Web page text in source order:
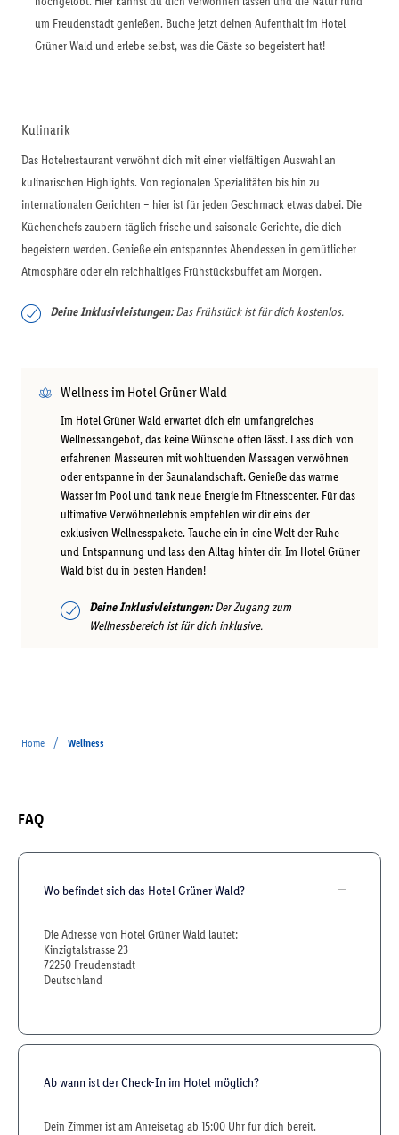
um Freudenstadt genießen. Buche jetzt deinen Aufenthalt im Hotel
Grüner Wald und erlebe selbst, was die Gäste so begeistert hat!
Kulinarik
Das Hotelrestaurant verwöhnt dich mit einer vielfältigen Auswahl an
kulinarischen Highlights. Von regionalen Spezialitäten bis hin zu
internationalen Gerichten – hier ist für jeden Geschmack etwas dabei. Die
Küchenchefs zaubern täglich frische und saisonale Gerichte, die dich
begeistern werden. Genieße ein entspanntes Abendessen in gemütlicher
Atmosphäre oder ein reichhaltiges Frühstücksbuffet am Morgen.
Deine Inklusivleistungen:Das Frühstück ist für dich kostenlos.
Wellness im Hotel Grüner Wald
Im Hotel Grüner Wald erwartet dich ein umfangreiches
Wellnessangebot, das keine Wünsche offen lässt. Lass dich von
erfahrenen Masseuren mit wohltuenden Massagen verwöhnen
oder entspanne in der Saunalandschaft. Genieße das warme
Wasser im Pool und tank neue Energie im Fitnesscenter. Für das
ultimative Verwöhnerlebnis empfehlen wir dir eins der
exklusiven Wellnesspakete. Tauche ein in eine Welt der Ruhe
und Entspannung und lass den Alltag hinter dir. Im Hotel Grüner
Wald bist du in besten Händen!
Deine Inklusivleistungen:Der Zugang zum
Wellnessbereich ist für dich inklusive.
Home / Wellness
FAQ
Wo befindet sich das Hotel Grüner Wald?
Die Adresse von Hotel Grüner Wald lautet:
Kinzigtalstrasse 23
72250 Freudenstadt
Deutschland
Ab wann ist der Check-In im Hotel möglich?
Dein Zimmer ist am Anreisetag ab 15:00 Uhr für dich bereit.